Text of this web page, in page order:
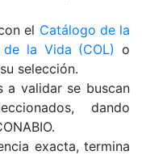
el Catálogo de la
la Vida (COL) o
selección.
a validar se buscan
dando
exacta, termina